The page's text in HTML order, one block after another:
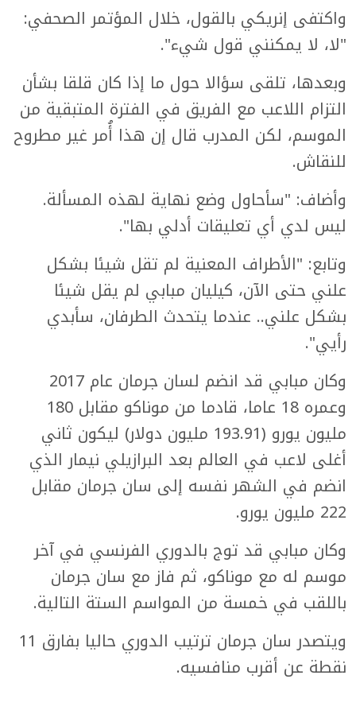
واكتفى إنريكي بالقول، خلال المؤتمر الصحفي:
"لا، لا يمكنني قول شيء".
وبعدها، تلقى سؤالا حول ما إذا كان قلقا بشأن
التزام اللاعب مع الفريق في الفترة المتبقية من
الموسم، لكن المدرب قال إن هذا أُمر غير مطروح
للنقاش.
وأضاف: "سأحاول وضع نهاية لهذه المسألة.
ليس لدي أي تعليقات أدلي بها".
وتابع: "الأطراف المعنية لم تقل شيئا بشكل
علني حتى الآن، كيليان مبابي لم يقل شيئا
بشكل علني.. عندما يتحدث الطرفان، سأبدي
رأيي".
وكان مبابي قد انضم لسان جرمان عام 2017
وعمره 18 عاما، قادما من موناكو مقابل 180
مليون يورو (193.91 مليون دولار) ليكون ثاني
أغلى لاعب في العالم بعد البرازيلي نيمار الذي
انضم في الشهر نفسه إلى سان جرمان مقابل
222 مليون يورو.
وكان مبابي قد توج بالدوري الفرنسي في آخر
موسم له مع موناكو، ثم فاز مع سان جرمان
باللقب في خمسة من المواسم الستة التالية.
ويتصدر سان جرمان ترتيب الدوري حاليا بفارق 11
نقطة عن أقرب منافسيه.